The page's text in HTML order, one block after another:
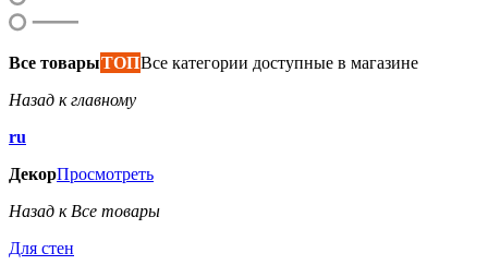
Все товарыТОПВсе категории доступные в магазине
Назад к главному
ru
ДекорПросмотреть
Назад к Все товары
Для стен